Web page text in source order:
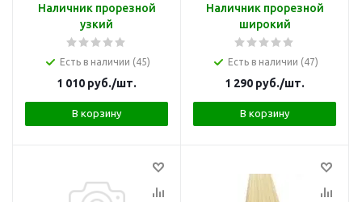
Наличник прорезной
узкий
Есть в наличии (45)
1 010 руб./шт.
В корзину
Наличник прорезной
широкий
Есть в наличии (47)
1 290 руб./шт.
В корзину